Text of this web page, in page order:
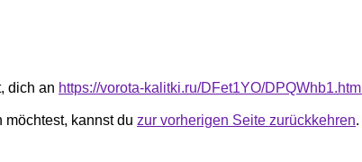
dich an https://vorota-kalitki.ru/DFet1YO/DPQWhb1.html
kannst du zur vorherigen Seite zurückkehren.